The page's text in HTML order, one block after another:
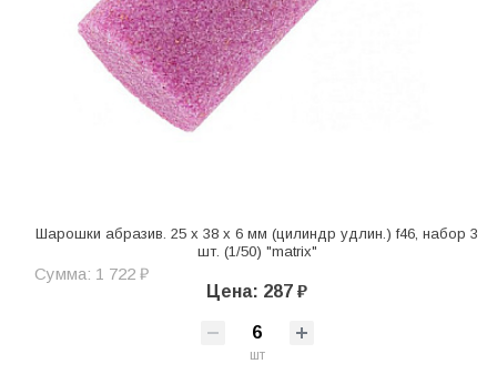
Шарошки абразив. 25 x 38 x 6 мм (цилиндр удлин.) f46, набор 3
шт. (1/50) "matrix"
Сумма: 1 722 ₽
Цена: 287 ₽
шт